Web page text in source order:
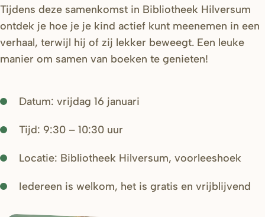
Tijdens deze samenkomst in Bibliotheek Hilversum
ontdek je hoe je je kind actief kunt meenemen in een
verhaal, terwijl hij of zij lekker beweegt. Een leuke
manier om samen van boeken te genieten!
Datum: vrijdag 16 januari
Tijd: 9:30 – 10:30 uur
Locatie: Bibliotheek Hilversum, voorleeshoek
Iedereen is welkom, het is gratis en vrijblijvend